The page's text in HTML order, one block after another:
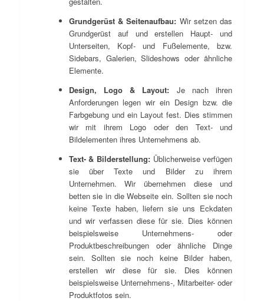
Grundgerüst & Seitenaufbau: Wir setzen das
Grundgerüst auf und erstellen Haupt- und
Unterseiten, Kopf- und Fußelemente, bzw.
Sidebars, Galerien, Slideshows oder ähnliche
Elemente.
Design, Logo & Layout: Je nach ihren
Anforderungen legen wir ein Design bzw. die
Farbgebung und ein Layout fest. Dies stimmen
wir mit ihrem Logo oder den Text- und
Bildelementen ihres Unternehmens ab.
Text- & Bilderstellung: Üblicherweise verfügen
sie über Texte und Bilder zu ihrem
Unternehmen. Wir übernehmen diese und
betten sie in die Webseite ein. Sollten sie noch
keine Texte haben, liefern sie uns Eckdaten
und wir verfassen diese für sie. Dies können
beispielsweise Unternehmens- oder
Produktbeschreibungen oder ähnliche Dinge
sein. Sollten sie noch keine Bilder haben,
erstellen wir diese für sie. Dies können
beispielsweise Unternehmens-, Mitarbeiter- oder
Produktfotos sein.